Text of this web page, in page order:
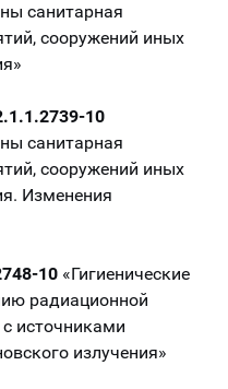
санитарная
сооружений иных
10
санитарная
сооружений иных
Изменения
10 «Гигиенические
радиационной
источниками
излучения»